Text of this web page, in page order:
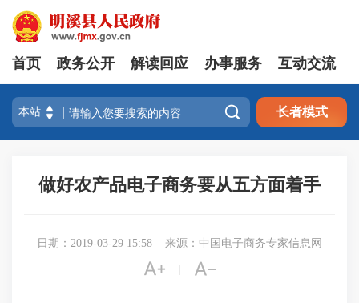
首页 政务公开 解读回应 办事服务 互动交流
 长者模式
做好农产品电子商务要从五方面着手
日期：2019-03-29 15:58 来源：中国电子商务专家信息网
 